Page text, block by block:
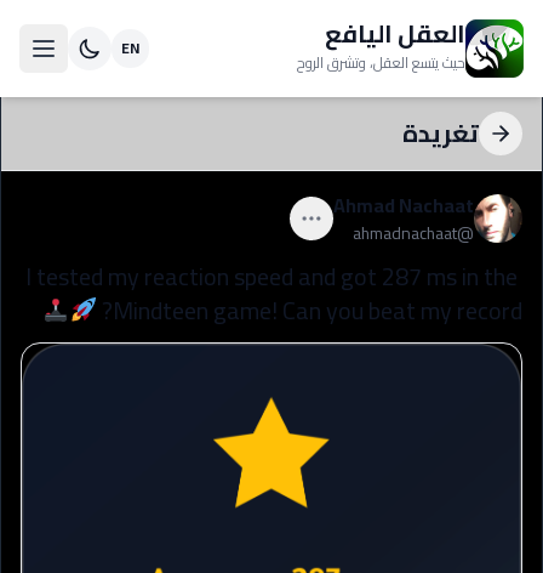
العقل اليافع
حيث يتسع العقل، وتشرق الروح EN
تغريدة
Ahmad Nachaat
@
ahmadnachaat
Itestedmyreactionspeedandgot287msinthe
Mindteengame!Canyoubeatmyrecord?